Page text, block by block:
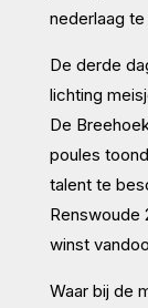
nederlaag
De derde
lichting
De
poules
talent te
Renswoude
winst
Waar bij de